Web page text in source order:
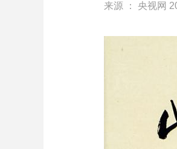
国内 国际
CCTV奥林匹克
来源 ： 央视网